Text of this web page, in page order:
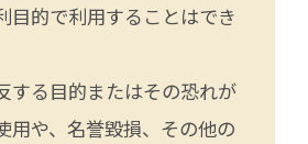
目的で利用することはでき
する目的またはその恐れが
用や、名誉毀損、その他の